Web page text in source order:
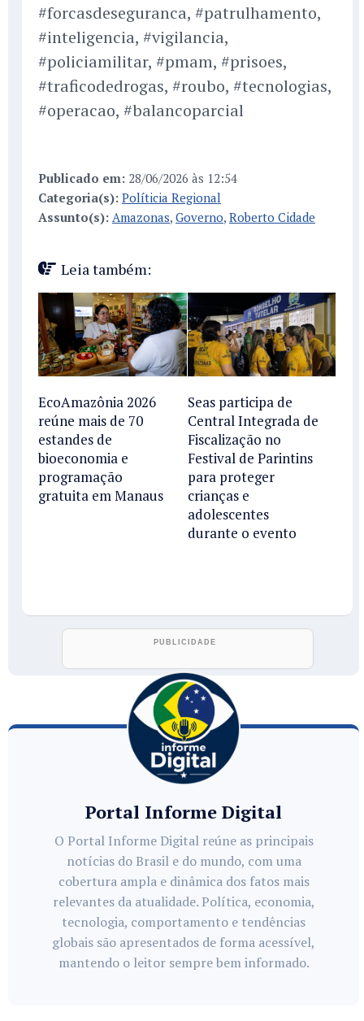
#forcasdeseguranca, #patrulhamento,
#inteligencia, #vigilancia,
#policiamilitar, #pmam, #prisoes,
#traficodedrogas, #roubo, #tecnologias,
#operacao, #balancoparcial
Publicado em: 28/06/2026 às 12:54
Categoria(s): Políticia Regional
Assunto(s): Amazonas, Governo, Roberto Cidade
Leia também:
EcoAmazônia 2026
reúne mais de 70
estandes de
bioeconomia e
programação
gratuita em Manaus
Seas participa de
Central Integrada de
Fiscalização no
Festival de Parintins
para proteger
crianças e
adolescentes
durante o evento
Portal Informe Digital
O Portal Informe Digital reúne as principais
notícias do Brasil e do mundo, com uma
cobertura ampla e dinâmica dos fatos mais
relevantes da atualidade. Política, economia,
tecnologia, comportamento e tendências
globais são apresentados de forma acessível,
mantendo o leitor sempre bem informado.